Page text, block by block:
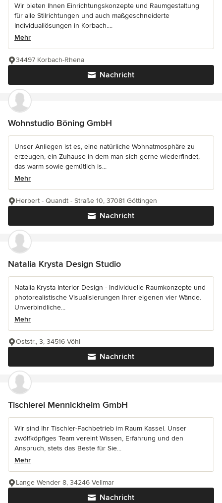
Wir bieten Ihnen Einrichtungskonzepte und Raumgestaltung
für alle Stilrichtungen und auch maßgeschneiderte
Individuallösungen in Korbach....
Mehr
Nachricht
34497 Korbach-Rhena
Wohnstudio Böning GmbH
Unser Anliegen ist es, eine natürliche Wohnatmosphäre zu
erzeugen, ein Zuhause in dem man sich gerne wiederfindet,
das warm sowie gemütlich is...
Mehr
Nachricht
Herbert - Quandt - Straße 10, 37081 Göttingen
Natalia Krysta Design Studio
Natalia Krysta Interior Design - Individuelle Raumkonzepte und
photorealistische Visualisierungen Ihrer eigenen vier Wände.
Unverbindliche...
Mehr
Nachricht
Oststr., 3, 34516 Vöhl
Tischlerei Mennickheim GmbH
Wir sind Ihr Tischler-Fachbetrieb im Raum Kassel. Unser
zwölfköpfiges Team vereint Wissen, Erfahrung und den
Anspruch, stets das Beste für Sie...
Mehr
Nachricht
Lange Wender 8, 34246 Vellmar